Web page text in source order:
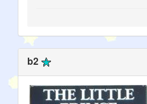
b2